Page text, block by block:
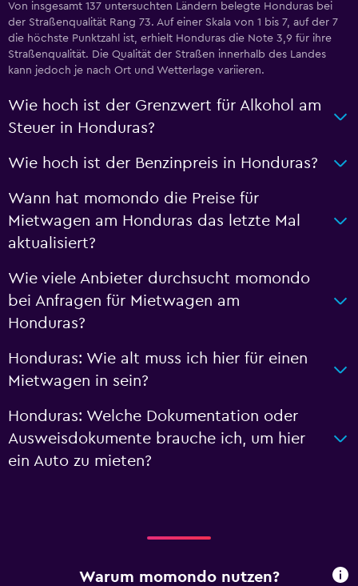
Von insgesamt 137 untersuchten Ländern belegte Honduras bei
der Straßenqualität Rang 73. Auf einer Skala von 1 bis 7, auf der 7
die höchste Punktzahl ist, erhielt Honduras die Note 3,9 für ihre
Straßenqualität. Die Qualität der Straßen innerhalb des Landes
kann jedoch je nach Ort und Wetterlage variieren.
Wie hoch ist der Grenzwert für Alkohol am
Steuer in Honduras?
Wie hoch ist der Benzinpreis in Honduras?
Wann hat momondo die Preise für
Mietwagen am Honduras das letzte Mal
aktualisiert?
Wie viele Anbieter durchsucht momondo
bei Anfragen für Mietwagen am
Honduras?
Honduras: Wie alt muss ich hier für einen
Mietwagen in sein?
Honduras: Welche Dokumentation oder
Ausweisdokumente brauche ich, um hier
ein Auto zu mieten?
Warum momondo nutzen?